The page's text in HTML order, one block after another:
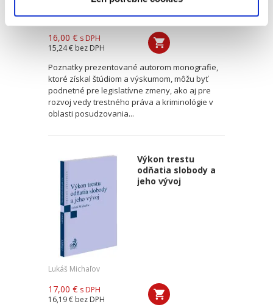
Tomáš Zábrenszki
16,00 € s DPH
15,24 € bez DPH
Poznatky prezentované autorom monografie,
ktoré získal štúdiom a výskumom, môžu byť
podnetné pre legislatívne zmeny, ako aj pre
rozvoj vedy trestného práva a kriminológie v
oblasti posudzovania...
Výkon trestu
odňatia slobody a
jeho vývoj
Lukáš Michaľov
17,00 € s DPH
16,19 € bez DPH